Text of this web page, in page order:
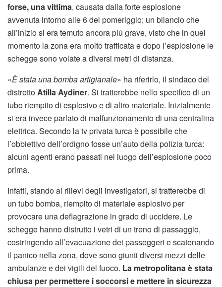
forse, una vittima, causata dalla forte esplosione
avvenuta intorno alle 6 del pomeriggio; un bilancio che
all’inizio si era temuto ancora più grave, visto che in quel
momento la zona era molto trafficata e dopo l’esplosione le
schegge sono volate a diversi metri di distanza.
«È stata una bomba artigianale» ha riferirlo, il sindaco del
distrettoAtilla Aydiner. Si tratterebbe nello specifico di un
tubo riempito di esplosivo e di altro materiale. Inizialmente
si era invece parlato di malfunzionamento di una centralina
elettrica. Secondo la tv privata turca è possibile che
l’obbiettivo dell’ordigno fosse un’auto della polizia turca:
alcuni agenti erano passati nel luogo dell’esplosione poco
prima.
Infatti, stando ai rilievi degli investigatori, si tratterebbe di
un tubo bomba, riempito di materiale esplosivo per
provocare una deflagrazione in grado di uccidere. Le
schegge hanno distrutto i vetri di un treno di passaggio,
costringendo all’evacuazione dei passeggeri e scatenando
il panico nella zona, dove sono giunti diversi mezzi delle
ambulanze e dei vigili del fuoco. La metropolitana è stata
chiusa per permettere i soccorsi e mettere in sicurezza